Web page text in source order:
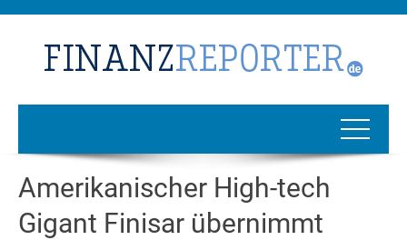
Amerikanischer High-tech
Gigant Finisar übernimmt